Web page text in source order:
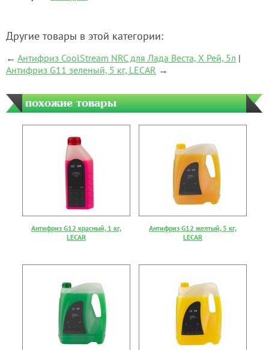
Другие товары в этой категории:
← Антифриз CoolStream NRC для Лада Веста, Х Рей, 5л |
Антифриз G11 зеленый, 5 кг, LECAR →
похожие товары
Антифриз G12 красный, 1 кг,
LECAR
Антифриз G12 желтый, 5 кг,
LECAR